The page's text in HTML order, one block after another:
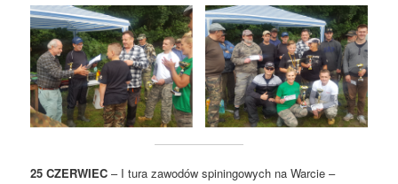
25 CZERWIEC – I tura zawodów spiningowych na Warcie –